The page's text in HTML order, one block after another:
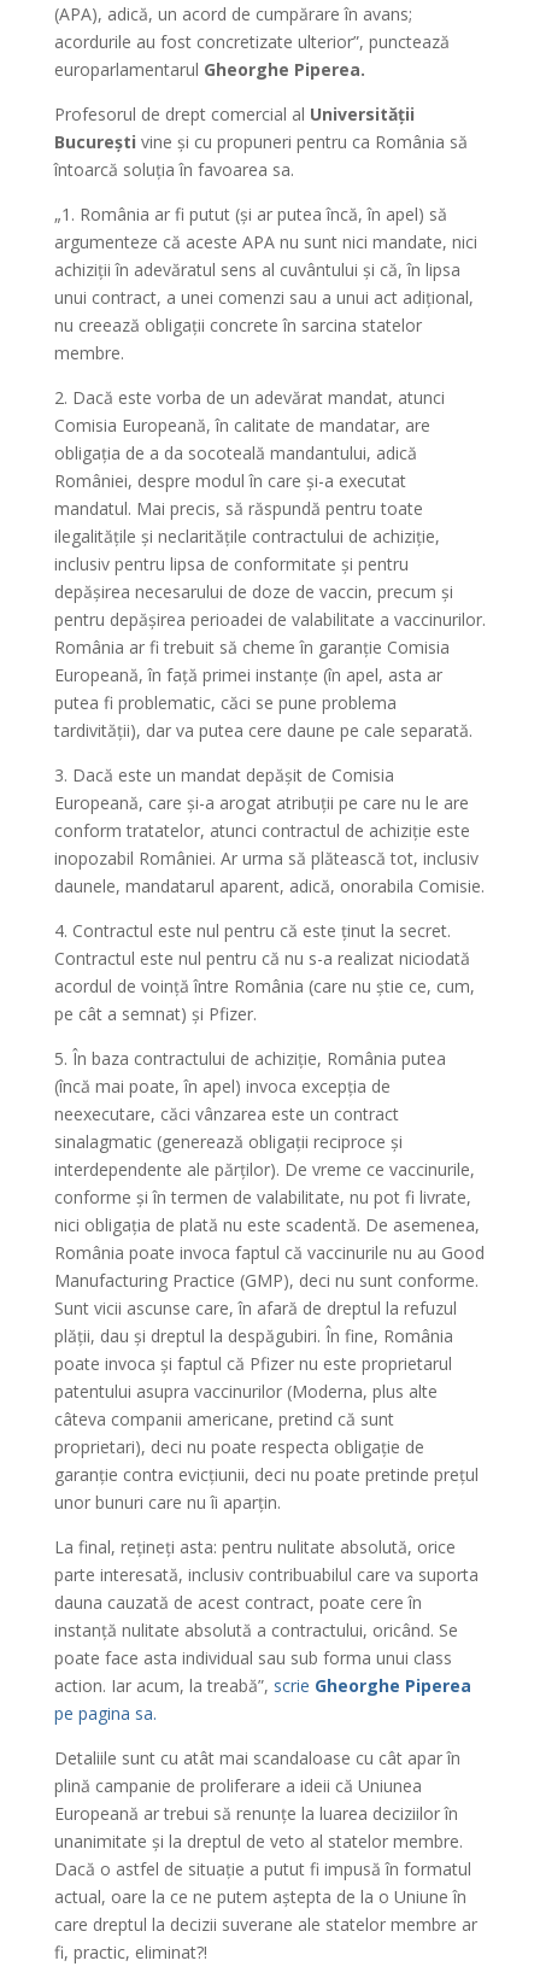
(APA), adică, un acord de cumpărare în avans;
acordurile au fost concretizate ulterior”, punctează
europarlamentarul Gheorghe Piperea.
Profesorul de drept comercial al Universității
București vine și cu propuneri pentru ca România să
întoarcă soluția în favoarea sa.
„1. România ar fi putut (și ar putea încă, în apel) să
argumenteze că aceste APA nu sunt nici mandate, nici
achiziții în adevăratul sens al cuvântului și că, în lipsa
unui contract, a unei comenzi sau a unui act adițional,
nu creează obligații concrete în sarcina statelor
membre.
2. Dacă este vorba de un adevărat mandat, atunci
Comisia Europeană, în calitate de mandatar, are
obligația de a da socoteală mandantului, adică
României, despre modul în care și-a executat
mandatul. Mai precis, să răspundă pentru toate
ilegalitățile și neclaritățile contractului de achiziție,
inclusiv pentru lipsa de conformitate și pentru
depășirea necesarului de doze de vaccin, precum și
pentru depășirea perioadei de valabilitate a vaccinurilor.
România ar fi trebuit să cheme în garanție Comisia
Europeană, în față primei instanțe (în apel, asta ar
putea fi problematic, căci se pune problema
tardivității), dar va putea cere daune pe cale separată.
3. Dacă este un mandat depășit de Comisia
Europeană, care și-a arogat atribuții pe care nu le are
conform tratatelor, atunci contractul de achiziție este
inopozabil României. Ar urma să plătească tot, inclusiv
daunele, mandatarul aparent, adică, onorabila Comisie.
4. Contractul este nul pentru că este ținut la secret.
Contractul este nul pentru că nu s-a realizat niciodată
acordul de voință între România (care nu știe ce, cum,
pe cât a semnat) și Pfizer.
5. În baza contractului de achiziție, România putea
(încă mai poate, în apel) invoca excepția de
neexecutare, căci vânzarea este un contract
sinalagmatic (generează obligații reciproce și
interdependente ale părților). De vreme ce vaccinurile,
conforme și în termen de valabilitate, nu pot fi livrate,
nici obligația de plată nu este scadentă. De asemenea,
România poate invoca faptul că vaccinurile nu au Good
Manufacturing Practice (GMP), deci nu sunt conforme.
Sunt vicii ascunse care, în afară de dreptul la refuzul
plății, dau și dreptul la despăgubiri. În fine, România
poate invoca și faptul că Pfizer nu este proprietarul
patentului asupra vaccinurilor (Moderna, plus alte
câteva companii americane, pretind că sunt
proprietari), deci nu poate respecta obligație de
garanție contra evicțiunii, deci nu poate pretinde prețul
unor bunuri care nu îi aparțin.
La final, rețineți asta: pentru nulitate absolută, orice
parte interesată, inclusiv contribuabilul care va suporta
dauna cauzată de acest contract, poate cere în
instanță nulitate absolută a contractului, oricând. Se
poate face asta individual sau sub forma unui class
action. Iar acum, la treabă”, scrie Gheorghe Piperea
pe pagina sa.
Detaliile sunt cu atât mai scandaloase cu cât apar în
plină campanie de proliferare a ideii că Uniunea
Europeană ar trebui să renunțe la luarea deciziilor în
unanimitate și la dreptul de veto al statelor membre.
Dacă o astfel de situație a putut fi impusă în formatul
actual, oare la ce ne putem aștepta de la o Uniune în
care dreptul la decizii suverane ale statelor membre ar
fi, practic, eliminat?!